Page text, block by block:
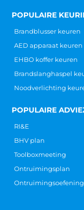
POPULAIRE
Brandblusser keuren
AED apparaat keuren
EHBO koffer keuren
Brandslanghaspel
Noodverlichting
POPULAIRE
RI&E
BHV plan
Toolboxmeeting
Ontruimingsplan
Ontruimingsoefening